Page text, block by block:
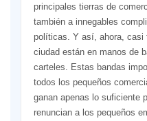
principales tierras de
también a innegables
políticas. Y así, ahora, casi
ciudad están en manos de
carteles. Estas bandas
todos los pequeños
ganan apenas lo suficiente
renuncian a los pequeños